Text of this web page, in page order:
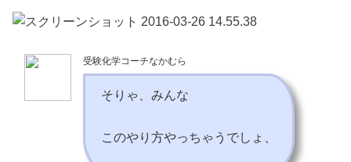
受験化学コーチなかむら
そりゃ、みんな
このやり方やっちゃうでしょ、